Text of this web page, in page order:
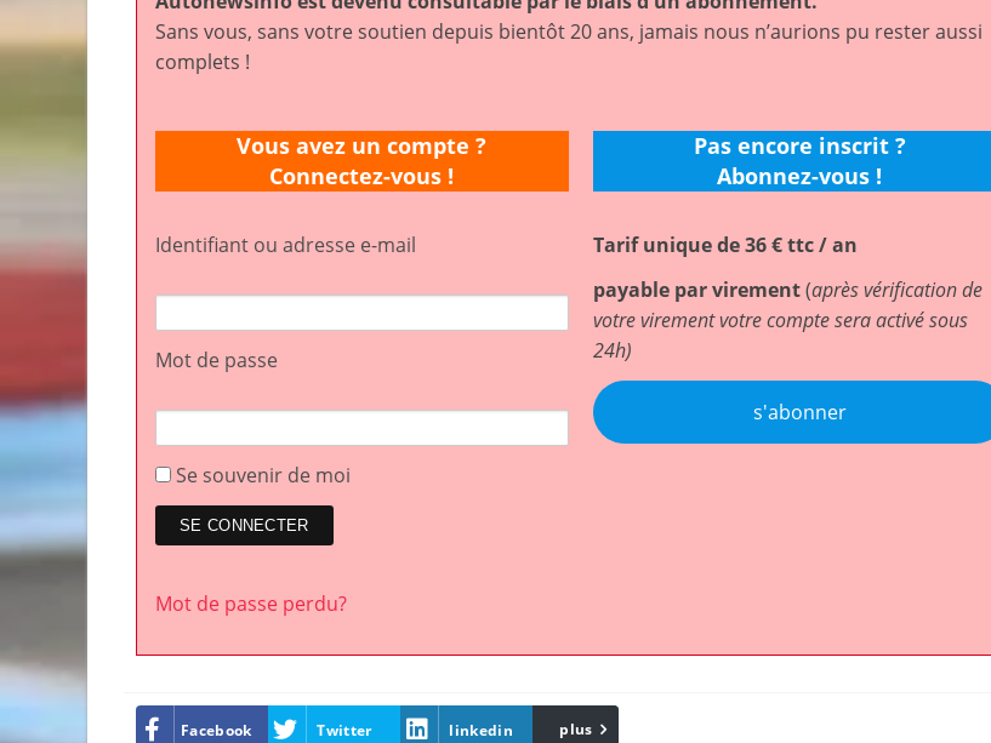
Sans vous, sans votre soutien depuis bientôt 20 ans, jamais nous n’aurions pu rester aussi
complets !
Vous avez un compte ?
Connectez-vous !
Identifiant ou adresse e-mail
Mot de passe
Se souvenir de moi
Mot de passe perdu?
Pas encore inscrit ?
Abonnez-vous !
Tarif unique de 36 € ttc / an
payable par virement(après vérification de
votre virement votre compte sera activé sous
24h)
s'abonner
Facebook Twitter linkedin Email
plus